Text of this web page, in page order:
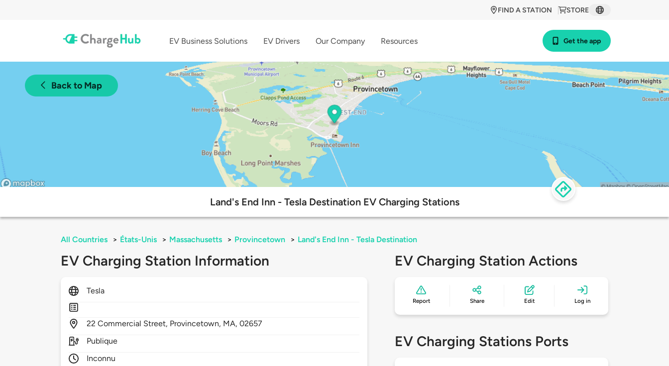
STORE
FIND A STATION
EV Business Solutions EV Drivers Our Company Resources Get the app
Back to Map
Land's End Inn - Tesla Destination EV Charging Stations
All Countries > États-Unis > Massachusetts > Provincetown > Land's End Inn - Tesla Destination
EV Charging Station Information
Tesla
22Commercial Street, Provincetown, MA,02657
Publique
Inconnu
EV Charging Station Actions
Report Share Edit Log in
EV Charging Stations Ports